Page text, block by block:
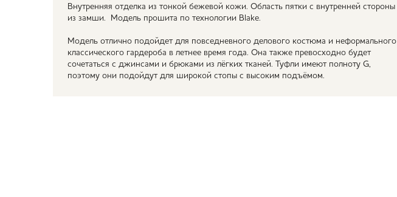
Внутренняя отделка из тонкой бежевой кожи. Область пятки с внутренней стороны
из замши. Модель прошита по технологии Blake.
Модель отлично подойдет для повседневного делового костюма и неформального
классического гардероба в летнее время года. Она также превосходно будет
сочетаться с джинсами и брюками из лёгких тканей. Туфли имеют полноту G,
поэтому они подойдут для широкой стопы с высоким подъёмом.